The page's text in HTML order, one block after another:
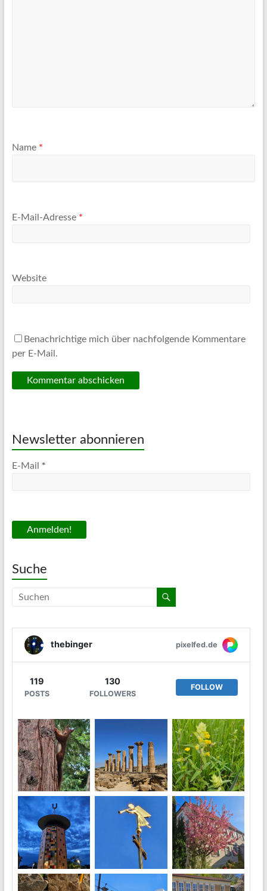
Name *
E-Mail-Adresse *
Website
Benachrichtige mich über nachfolgende Kommentare
per E-Mail.
Newsletter abonnieren
E-Mail *
Suche